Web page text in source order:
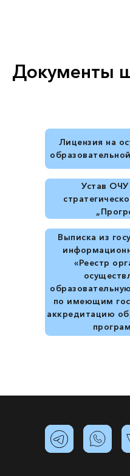
Документы
Выписка из
«Реестр
по имеющим
аккредитацию
Устав
Лицензия на